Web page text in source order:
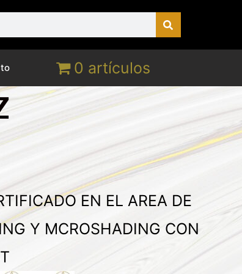
0 artículos
EN EL AREA DE
Y MCROSHADING CON